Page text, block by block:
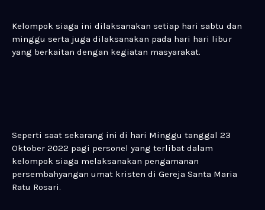
Kelompok siaga ini dilaksanakan setiap hari sabtu dan
minggu serta juga dilaksanakan pada hari hari libur
yang berkaitan dengan kegiatan masyarakat.
Seperti saat sekarang ini di hari Minggu tanggal 23
Oktober 2022 pagi personel yang terlibat dalam
kelompok siaga melaksanakan pengamanan
persembahyangan umat kristen di Gereja Santa Maria
Ratu Rosari.